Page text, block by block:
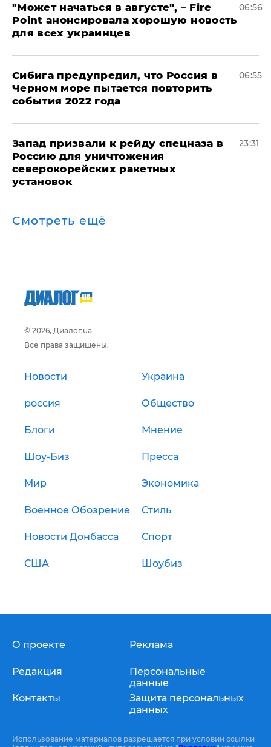
"Может начаться в августе", – Fire
Point анонсировала хорошую новость
для всех украинцев
06:56
Сибига предупредил, что Россия в
Черном море пытается повторить
события 2022 года
06:55
Запад призвали к рейду спецназа в
Россию для уничтожения
северокорейских ракетных
установок
23:31
Смотреть ещё
© 2026, Диалог.ua
Все права защищены.
Новости Украина
россия Общество
Блоги Мнение
Шоу-Биз Пресса
Мир Экономика
Военное Обозрение Стиль
Новости Донбасса Спорт
США Шоубиз
О проекте
Редакция
Контакты
Реклама
Персональные
данные
Защита персональных
данных
Использование материалов разрешается при условии ссылки